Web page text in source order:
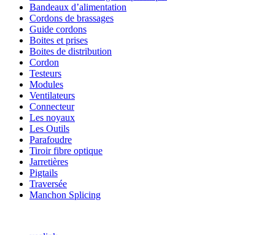
Bandeaux d’alimentation
Cordons de brassages
Guide cordons
Boites et prises
Boites de distribution
Cordon
Testeurs
Modules
Ventilateurs
Connecteur
Les noyaux
Les Outils
Parafoudre
Tiroir fibre optique
Jarretières
Pigtails
Traversée
Manchon Splicing